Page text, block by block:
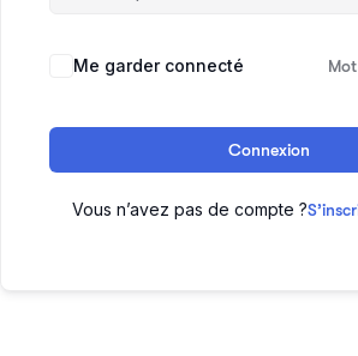
Me garder connecté
Connexion
Vous n’avez pas de compte ?